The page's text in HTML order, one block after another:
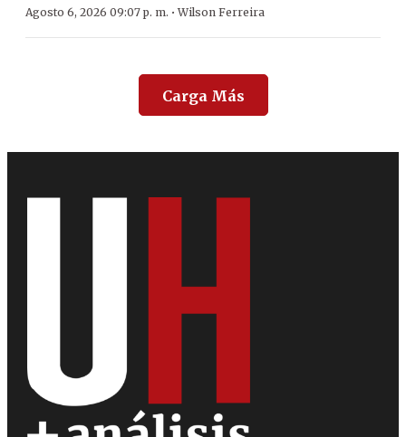
Agosto 6, 2026 09:07 p. m. ·Wilson Ferreira
Carga Más